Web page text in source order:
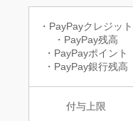
・PayPayクレジット
・PayPay残高
・PayPayポイント
・PayPay銀行残高
付与上限